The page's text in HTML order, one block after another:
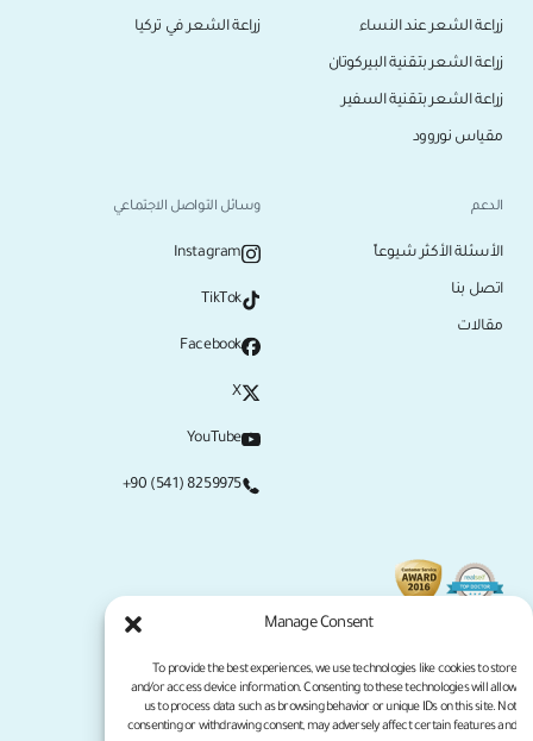
Manage Consent
To provide the best experiences, we use technologies like cookies to store
and/or access device information. Consenting to these technologies will allow
us to process data such as browsing behavior or unique IDs on this site. Not
consenting or withdrawing consent, may adversely affect certain features and
زراعة الشعر عند النساء
زراعة الشعر بتقنية البيركوتان
زراعة الشعر بتقنية السفير
مقياس نوروود
زراعة الشعر في تركيا
الدعم
الأسئلة الأكثر شيوعاً
اتصل بنا
مقالات
وسائل التواصل الاجتماعي
Instagram
TikTok
Facebook
X
YouTube
+90 (541) 8259975